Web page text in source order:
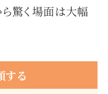
驚く場面は大幅
する